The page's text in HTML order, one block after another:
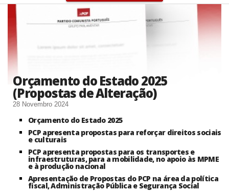
Orçamento do Estado 2025
(Propostas de Alteração)
28 Novembro 2024
Orçamento do Estado 2025
PCP apresenta propostas para reforçar direitos sociais
e culturais
PCP apresenta propostas para os transportes e
infraestruturas, para a mobilidade, no apoio às MPME
e à produção nacional
Apresentação de Propostas do PCP na área da política
fiscal, Administração Pública e Segurança Social